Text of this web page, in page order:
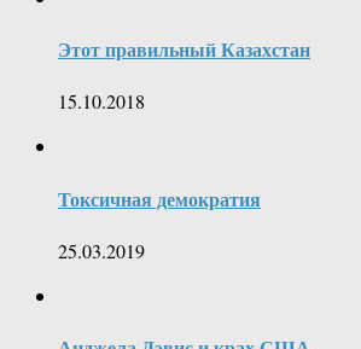
Этот правильный Казахстан
15.10.2018
Токсичная демократия
25.03.2019